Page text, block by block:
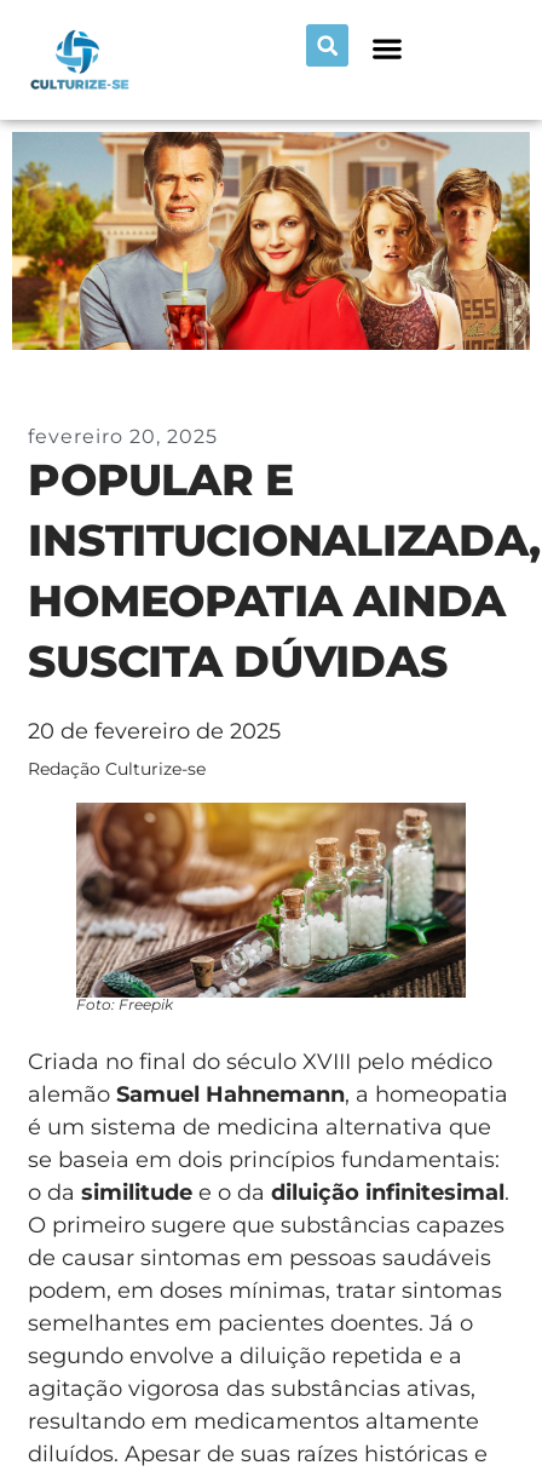
fevereiro 20, 2025
POPULAR E
INSTITUCIONALIZADA,
HOMEOPATIA AINDA
SUSCITA DÚVIDAS
20 de fevereiro de 2025
Redação Culturize-se
Foto: Freepik
Criada no final do século XVIII pelo médico
alemãoSamuel Hahnemann, a homeopatia
é um sistema de medicina alternativa que
se baseia em dois princípios fundamentais:
o dasimilitude e o dadiluição infinitesimal.
O primeiro sugere que substâncias capazes
de causar sintomas em pessoas saudáveis
podem, em doses mínimas, tratar sintomas
semelhantes em pacientes doentes. Já o
segundo envolve a diluição repetida e a
agitação vigorosa das substâncias ativas,
resultando em medicamentos altamente
diluídos. Apesar de suas raízes históricas e